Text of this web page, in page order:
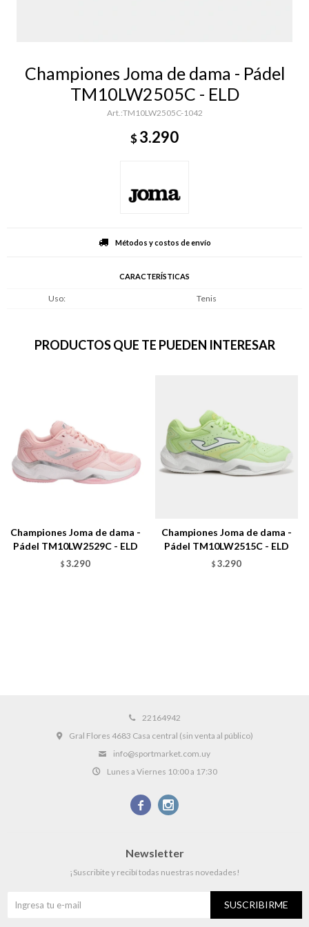
Championes Joma de dama - Pádel
TM10LW2505C - ELD
TM10LW2505C-1042
$3.290
Métodos y costos de envío
CARACTERÍSTICAS
Uso Tenis
PRODUCTOS QUE TE PUEDEN INTERESAR
Championes Joma de dama -
Pádel TM10LW2529C - ELD
$ 3.290
Championes Joma de dama -
Pádel TM10LW2515C - ELD
$ 3.290
22164942
Gral Flores 4683 Casa central (sin venta al público)
info@sportmarket.com.uy
Lunes a Viernes 10:00 a 17:30
 
Newsletter
¡Suscribite y recibí todas nuestras novedades!
SUSCRIBIRME